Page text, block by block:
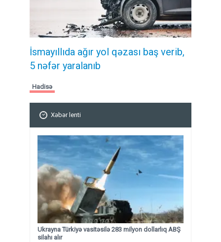
İsmayıllıda ağır yol qəzası baş verib,
5 nəfər yaralanıb
Hadisə
Xəbər lenti
Ukrayna Türkiyə vasitəsilə 283 milyon dollarlıq ABŞ
silahı alır